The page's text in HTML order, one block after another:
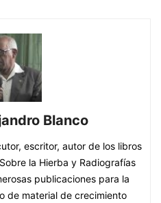
Blanco
escritor, autor de los libros
la Hierba y Radiografías
publicaciones para la
de material de crecimiento